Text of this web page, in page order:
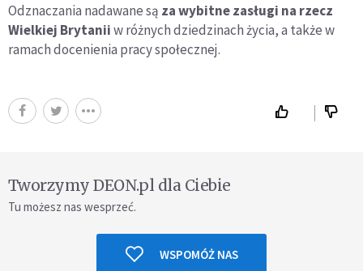
Odznaczania nadawane są za wybitne zasługi na rzecz
Wielkiej Brytaniiw różnych dziedzinach życia, a także w
ramach docenienia pracy społecznej.
Tworzymy DEON.pl dla Ciebie
Tu możesz nas wesprzeć.
WSPOMÓŻ NAS